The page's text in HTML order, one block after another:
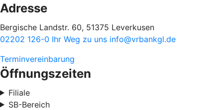
Adresse
Bergische Landstr. 60, 51375 Leverkusen
02202 126-0 Ihr Weg zu uns info@vrbankgl.de
Terminvereinbarung
Öffnungszeiten
Filiale
SB-Bereich